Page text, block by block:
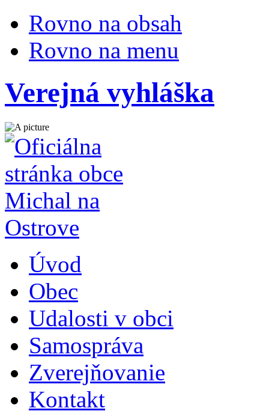
Rovno na obsah
Rovno na menu
Verejná vyhláška
Úvod
Obec
Udalosti v obci
Samospráva
Zverejňovanie
Kontakt